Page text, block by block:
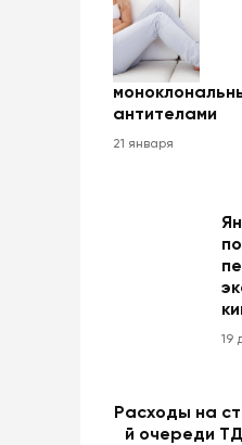
антителами
21 января
19
Расходы на
й очереди